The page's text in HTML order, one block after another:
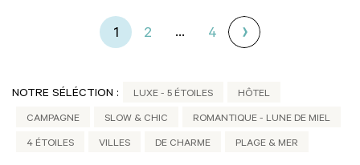
1 2 ... 4
NOTRE SÉLÉCTION : LUXE - 5 ÉTOILES HÔTEL
CAMPAGNE SLOW & CHIC ROMANTIQUE - LUNE DE MIEL
4 ÉTOILES VILLES DE CHARME PLAGE & MER